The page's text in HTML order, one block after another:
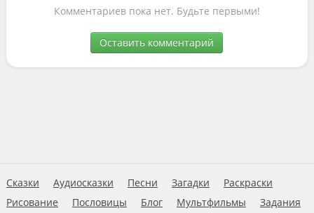
Комментариев пока нет. Будьте первыми!
Оставить комментарий
Сказки Аудиосказки Песни Загадки
Раскраски
Рисование
Пословицы Блог Мультфильмы Задания